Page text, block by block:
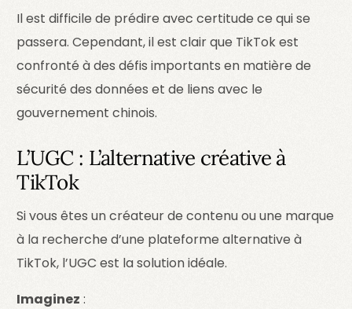
Il est difficile de prédire avec certitude ce qui se
passera. Cependant, il est clair que TikTok est
confronté à des défis importants en matière de
sécurité des données et de liens avec le
gouvernement chinois.
L’UGC : L’alternative créative à
TikTok
Si vous êtes un créateur de contenu ou une marque
à la recherche d’une plateforme alternative à
TikTok, l’UGC est la solution idéale.
Imaginez :